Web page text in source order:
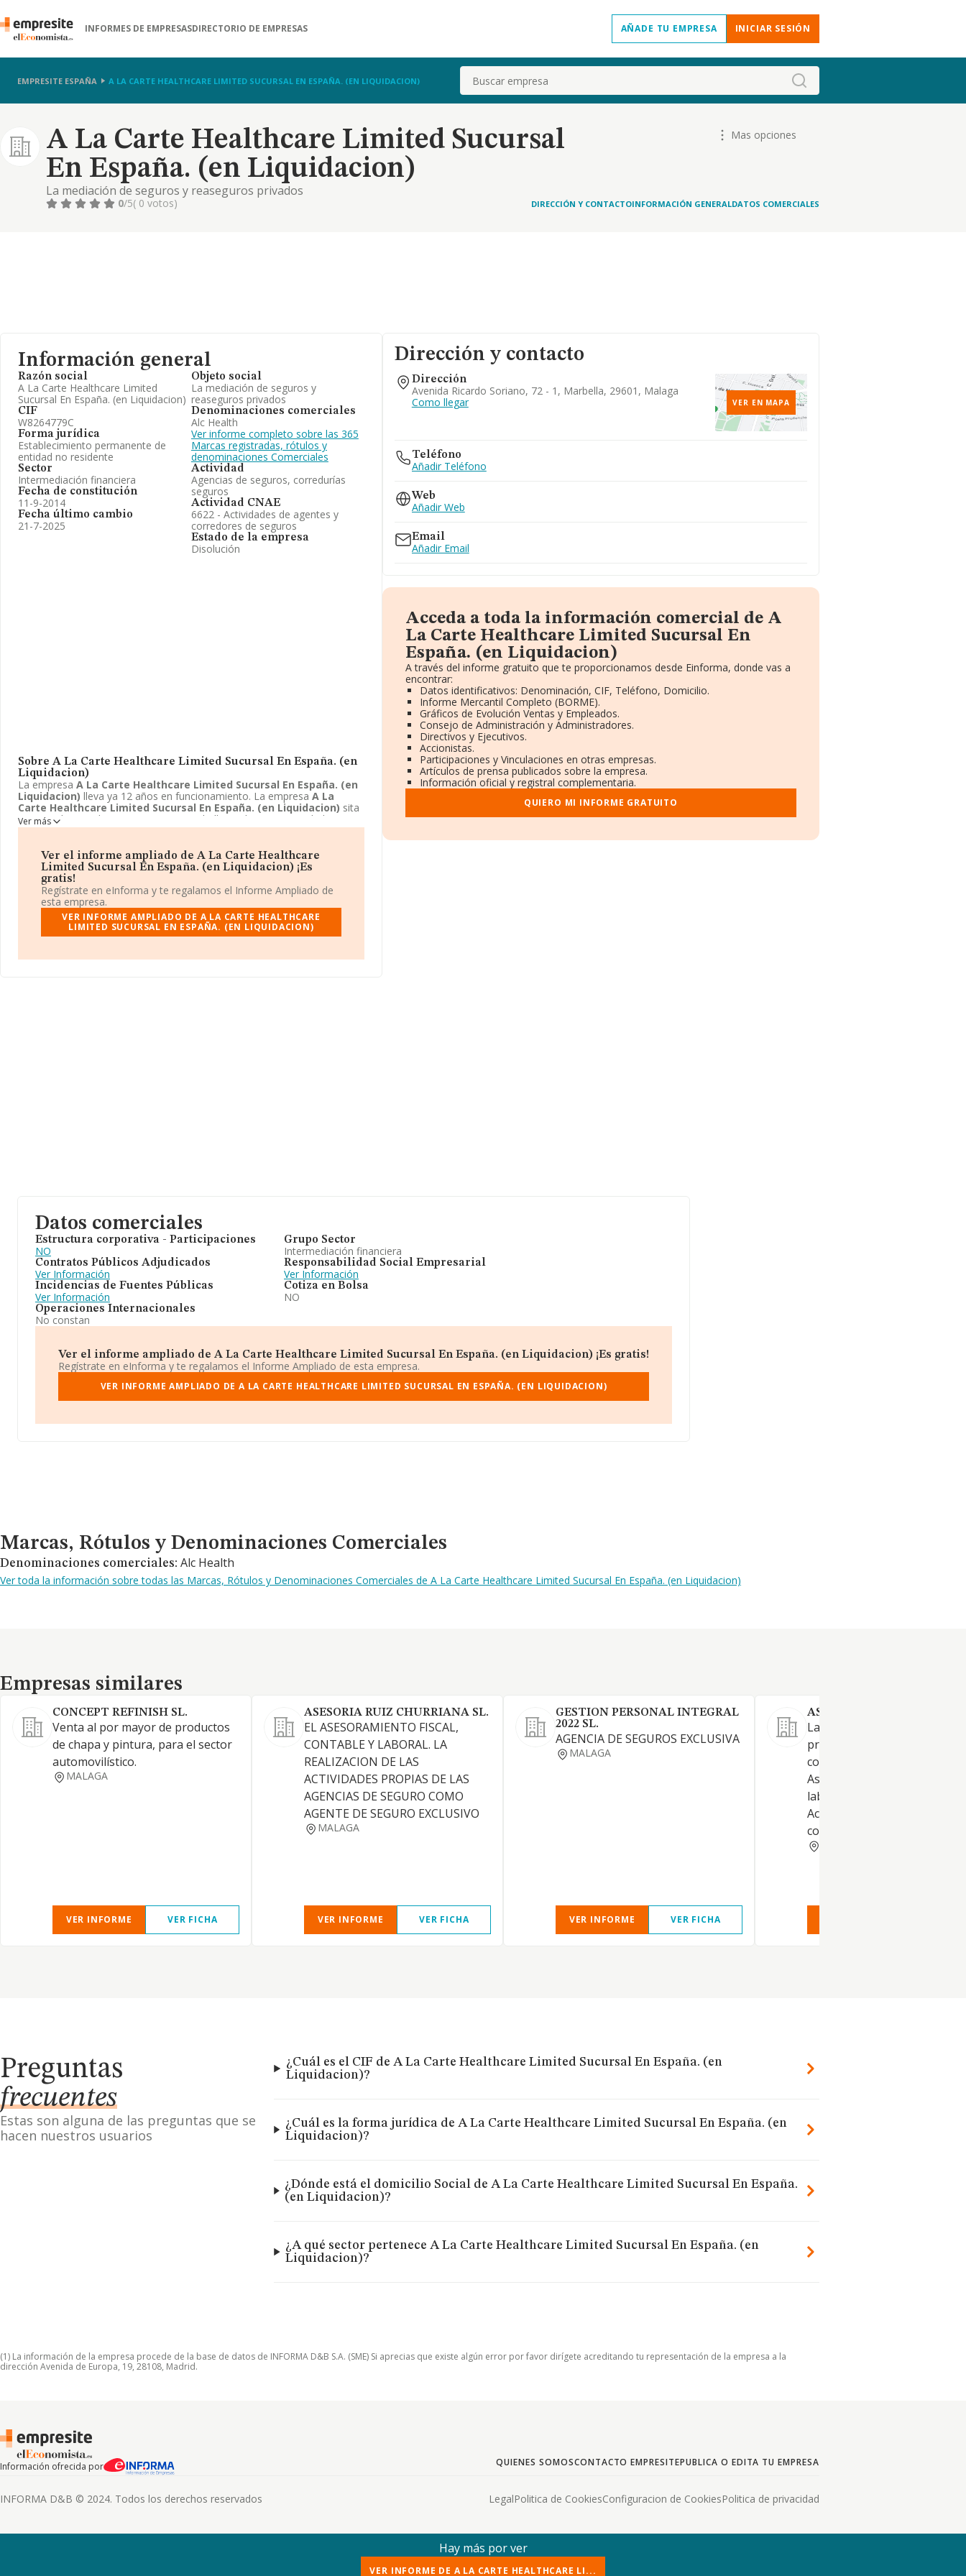
INFORMES DE EMPRESASDIRECTORIO DE EMPRESAS AÑADE TU EMPRESA INICIAR SESIÓN
EMPRESITE ESPAÑA A LA CARTE HEALTHCARE LIMITED SUCURSAL EN ESPAÑA. (EN LIQUIDACION) Buscar
A La Carte Healthcare Limited Sucursal
En España. (en Liquidacion)
La mediación de seguros y reaseguros privados
Mas opciones
0/5( 0 votos) DIRECCIÓN Y CONTACTOINFORMACIÓN GENERALDATOS COMERCIALES
Información general
Razón social
A La Carte Healthcare Limited
Sucursal En España. (en Liquidacion)
CIF
W8264779C
Forma jurídica
Establecimiento permanente de
entidad no residente
Sector
Intermediación financiera
Fecha de constitución
11-9-2014
Fecha último cambio
21-7-2025
Objeto social
La mediación de seguros y
reaseguros privados
Denominaciones comerciales
Alc Health
Ver informe completo sobre las 365
Marcas registradas, rótulos y
denominaciones Comerciales
Actividad
Agencias de seguros, corredurías
seguros
Actividad CNAE
6622 - Actividades de agentes y
corredores de seguros
Estado de la empresa
Disolución
Sobre A La Carte Healthcare Limited Sucursal En España. (en
Liquidacion)
La empresa A La Carte Healthcare Limited Sucursal En España. (en
Liquidacion) lleva ya 12 años en funcionamiento. La empresa A La
Carte Healthcare Limited Sucursal En España. (en Liquidacion) sita
en Avenida Ricardo Soriano, 72 - 1, Marbella, Malaga. La actividad CNAE
de esta compañía es 6622 - Actividades de agentes y corredores de
España. (en Liquidacion)se registra como Establecimiento permanente
de entidad no residente.
Ver más
Ver el informe ampliado de A La Carte Healthcare
Limited Sucursal En España. (en Liquidacion) ¡Es
gratis!
Regístrate en eInforma y te regalamos el Informe Ampliado de
esta empresa.
VER INFORME AMPLIADO DE A LA CARTE HEALTHCARE
LIMITED SUCURSAL EN ESPAÑA. (EN LIQUIDACION)
Dirección y contacto
Dirección
Avenida Ricardo Soriano, 72 - 1, Marbella, 29601, Malaga
Como llegar
VER EN MAPA
Teléfono
Añadir Teléfono
Web
Añadir Web
Email
Añadir Email
Acceda a toda la información comercial de A
La Carte Healthcare Limited Sucursal En
España. (en Liquidacion)
A través del informe gratuito que te proporcionamos desde Einforma, donde vas a
encontrar:
Datos identificativos: Denominación, CIF, Teléfono, Domicilio.
Informe Mercantil Completo (BORME).
Gráficos de Evolución Ventas y Empleados.
Consejo de Administración y Administradores.
Directivos y Ejecutivos.
Accionistas.
Participaciones y Vinculaciones en otras empresas.
Artículos de prensa publicados sobre la empresa.
Información oficial y registral complementaria.
QUIERO MI INFORME GRATUITO
Datos comerciales
Estructura corporativa - Participaciones
NO
Contratos Públicos Adjudicados
Ver Información
Incidencias de Fuentes Públicas
Ver Información
Operaciones Internacionales
No constan
Grupo Sector
Intermediación financiera
Responsabilidad Social Empresarial
Ver Información
Cotiza en Bolsa
NO
Ver el informe ampliado de A La Carte Healthcare Limited Sucursal En España. (en Liquidacion) ¡Es gratis!
Regístrate en eInforma y te regalamos el Informe Ampliado de esta empresa.
VER INFORME AMPLIADO DE A LA CARTE HEALTHCARE LIMITED SUCURSAL EN ESPAÑA. (EN LIQUIDACION)
Marcas, Rótulos y Denominaciones Comerciales
Marcas, Rótulos y Denominaciones Comerciales
Denominaciones comerciales: Alc Health
Ver toda la información sobre todas las Marcas, Rótulos y Denominaciones Comerciales de A La Carte Healthcare Limited Sucursal En España. (en Liquidacion)
Empresas similares
Empresas similares
CONCEPT REFINISH SL.
Venta al por mayor de productos
de chapa y pintura, para el sector
automovilístico.
MALAGA
VER INFORME VER FICHA
ASESORIA RUIZ CHURRIANA SL.
EL ASESORAMIENTO FISCAL,
CONTABLE Y LABORAL. LA
REALIZACION DE LAS
ACTIVIDADES PROPIAS DE LAS
AGENCIAS DE SEGURO COMO
AGENTE DE SEGURO EXCLUSIVO
MALAGA
VER INFORME VER FICHA
GESTION PERSONAL INTEGRAL
2022 SL.
AGENCIA DE SEGUROS EXCLUSIVA
MALAGA
VER INFORME VER FICHA
ASESORIA RUIZ 2020 SL.
La realización de las
propias de las agencias de
como agente de seguro
Asesoramiento fiscal,
laboral. CNAE PRINCIPAL:
Actividades de agentes y
corredores de seguros
Preguntas
frecuentes
Estas son alguna de las preguntas que se
hacen nuestros usuarios
¿Cuál es el CIF de A La Carte Healthcare Limited Sucursal En España. (en
Liquidacion)?
¿Cuál es la forma jurídica de A La Carte Healthcare Limited Sucursal En España. (en
Liquidacion)?
¿Dónde está el domicilio Social de A La Carte Healthcare Limited Sucursal En España.
(en Liquidacion)?
¿A qué sector pertenece A La Carte Healthcare Limited Sucursal En España. (en
Liquidacion)?
(1) La información de la empresa procede de la base de datos de INFORMA D&B S.A. (SME) Si aprecias que existe algún error por favor dirígete acreditando tu representación de la empresa a la
dirección Avenida de Europa, 19, 28108, Madrid.
Información ofrecida por QUIENES SOMOSCONTACTO EMPRESITEPUBLICA O EDITA TU EMPRESA
INFORMA D&B © 2024. Todos los derechos reservados LegalPolitica de CookiesConfiguracion de CookiesPolitica de privacidad
Hay más por ver
VER INFORME DE A LA CARTE HEALTHCARE LI...